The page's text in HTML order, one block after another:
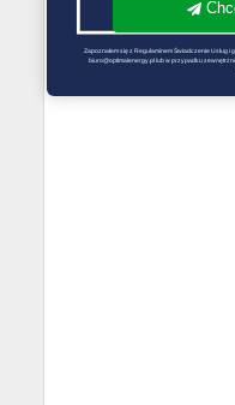
Zapoznałem się z Regulaminem Świadczenie Usług
biuro@optimalenergy.pl lub w przypadku